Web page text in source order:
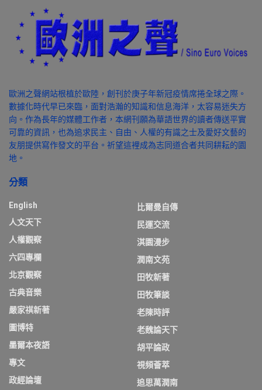
歐洲之聲網站根植於歐陸，創刊於庚子年新冠疫情席捲全球之際。
數據化時代早已來臨，面對浩瀚的知識和信息海洋，太容易迷失方
向。作為長年的媒體工作者，本網刊願為華語世界的讀者傳送平實
可靠的資訊，也為追求民主、自由、人權的有識之士及愛好文藝的
友朋提供寫作發文的平台。祈望這裡成為志同道合者共同耕耘的園
地。
分類
English
人文天下
人權觀察
六四專欄
北京觀察
古典音樂
嚴家祺新著
圖博特
墨爾本夜語
專文
政經論壇
比爾曼自傳
民運交流
淇園漫步
潤南文苑
田牧新著
田牧筆談
老陳時評
老魏論天下
胡平論政
視頻薈萃
追思萬潤南